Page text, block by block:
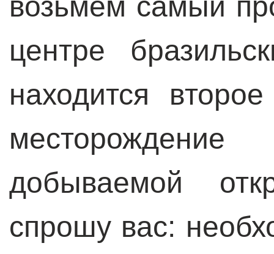
центре
находится
добываемой
спрошу вас: